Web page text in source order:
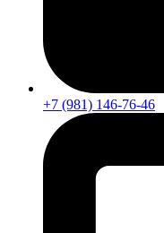
+7 (981) 146-76-46